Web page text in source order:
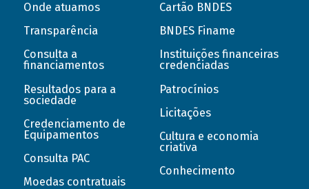
Onde atuamos
Transparência
Consulta a
financiamentos
Resultados para a
sociedade
Credenciamento de
Equipamentos
Consulta PAC
Moedas contratuais
Cartão BNDES
BNDES Finame
Instituições financeiras
credenciadas
Patrocínios
Licitações
Cultura e economia
criativa
Conhecimento